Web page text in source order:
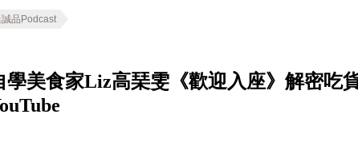
品Podcast
學美食家Liz高琹雯《歡迎入座》解密吃